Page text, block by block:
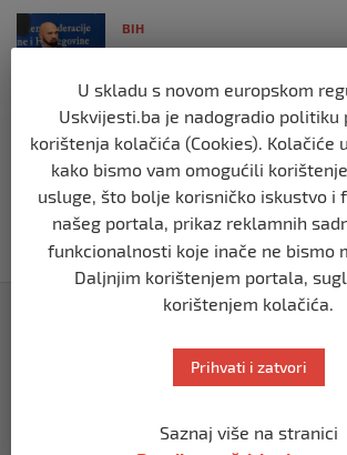
BIH
Demantij Federalnog
Akcija SIPA-e: Pretresaju
pomoćni objekti
prije 5 mjeseci
U skladu s novom europskom
Uskvijesti.ba je nadogradio politiku
korištenja kolačića (Cookies). Kolačiće
kako bismo vam omogućili
usluge, što bolje korisničko iskustvo i
našeg portala, prikaz reklamnih
funkcionalnosti koje inače ne bismo
Daljnjim korištenjem portala,
korištenjem kolačića.
Prihvati i zatvori
Saznaj više na stranici